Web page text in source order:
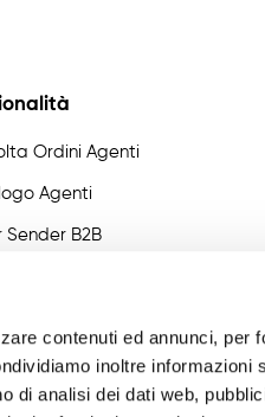
contenuti ed annunci, per
inoltre informazioni
di analisi dei dati web,
Ordini Agenti
Agenti
Sender B2B
Certificate